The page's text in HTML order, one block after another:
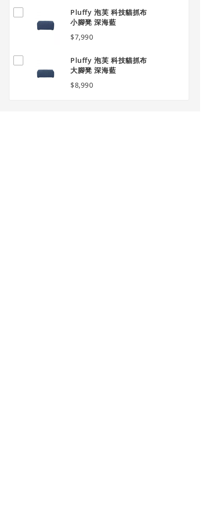
Pluffy 泡芙 科技貓抓布
小腳凳 深海藍
$7,990
Pluffy 泡芙 科技貓抓布
大腳凳 深海藍
$8,990